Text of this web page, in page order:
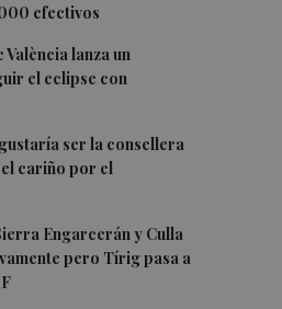
efectivos
València lanza un
el eclipse con
ser la consellera
el cariño por el
Engarcerán y Culla
pero Tírig pasa a